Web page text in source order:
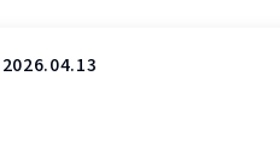
2026.04.13